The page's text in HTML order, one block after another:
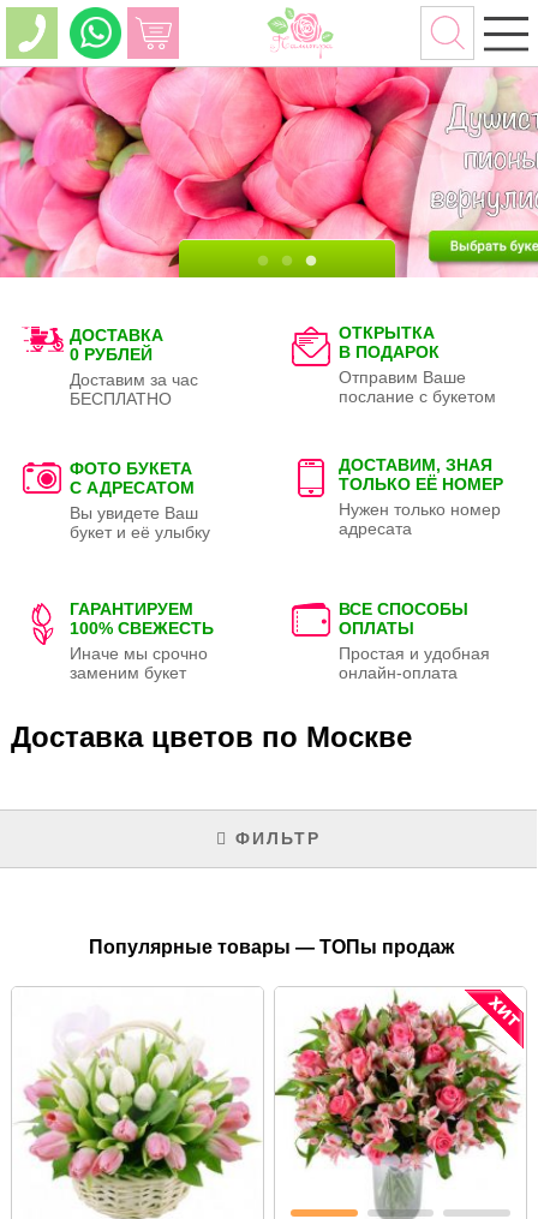
ДОСТАВКА
0 РУБЛЕЙ
Доставим за час
БЕСПЛАТНО
ОТКРЫТКА
В ПОДАРОК
Отправим Ваше
послание с букетом
ФОТО БУКЕТА
С АДРЕСАТОМ
Вы увидете Ваш
букет и её улыбку
ДОСТАВИМ, ЗНАЯ
ТОЛЬКО ЕЁ НОМЕР
Нужен только номер
адресата
ГАРАНТИРУЕМ
100% СВЕЖЕСТЬ
Иначе мы срочно
заменим букет
ВСЕ СПОСОБЫ
ОПЛАТЫ
Простая и удобная
онлайн-оплата
Доставка цветов по Москве
ФИЛЬТР
Популярные товары — ТОПы продаж